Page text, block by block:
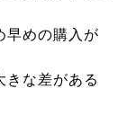
早めの購入が
きな差がある